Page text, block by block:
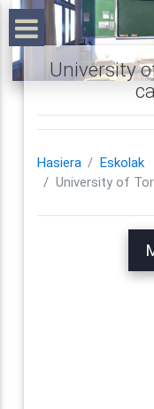
University
Hasiera
Eskolak
University of